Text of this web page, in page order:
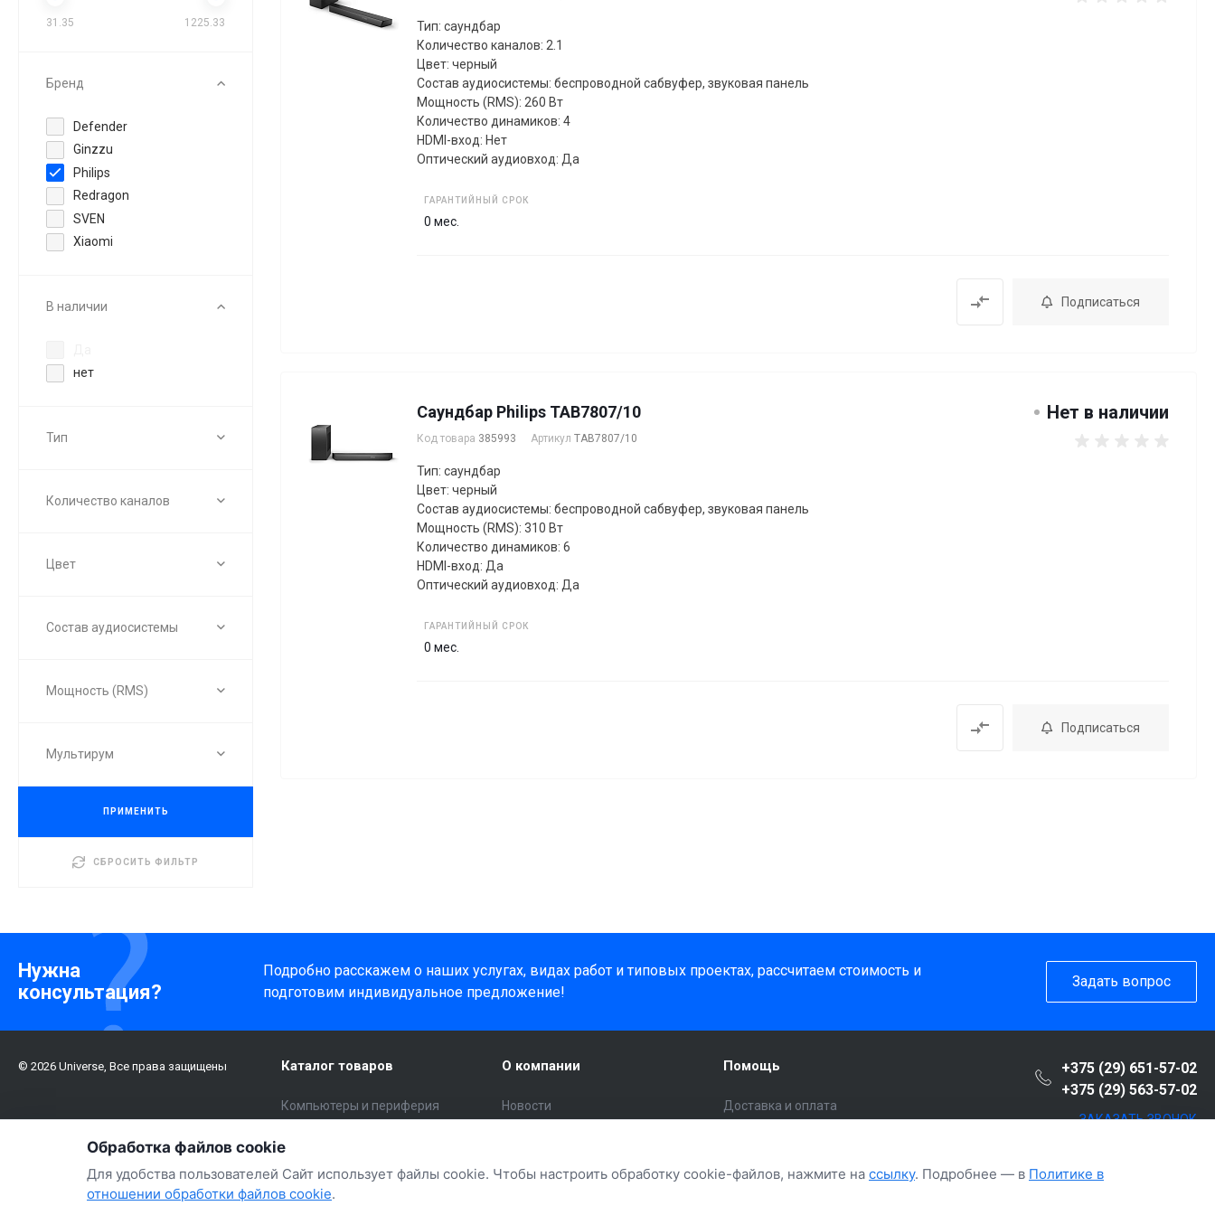
31.35 1225.33
Бренд
Defender
Ginzzu
Philips
Redragon
SVEN
Xiaomi
В наличии
нет
Тип
Количество каналов
Цвет
Состав аудиосистемы
Мощность (RMS)
Мультирум
ПРИМЕНИТЬ
СБРОСИТЬ ФИЛЬТР
Тип: саундбар
Количество каналов: 2.1
Цвет: черный
Состав аудиосистемы: беспроводной сабвуфер, звуковая панель
Мощность (RMS): 260 Вт
Количество динамиков: 4
HDMI-вход: Нет
Оптический аудиовход: Да
ГАРАНТИЙНЫЙ СРОК
0 мес.
Подписаться
Саундбар Philips TAB7807/10
Код товара 385993 Артикул TAB7807/10
Нет в наличии
Тип: саундбар
Цвет: черный
Состав аудиосистемы: беспроводной сабвуфер, звуковая панель
Мощность (RMS): 310 Вт
Количество динамиков: 6
HDMI-вход: Да
Оптический аудиовход: Да
ГАРАНТИЙНЫЙ СРОК
0 мес.
Подписаться
Нужна
консультация?
Подробно расскажем о наших услугах, видах работ и типовых проектах, рассчитаем стоимость и
подготовим индивидуальное предложение!
Задать вопрос
© 2026 Universe, Все права защищены Каталог товаров
Компьютеры и периферия
Бытовая техника и инструмент
Авто
О компании
Новости
Политика конфиденциальности
Помощь
Доставка и оплата
Бренды
+375 (29) 651-57-02
+375 (29) 563-57-02
ЗАКАЗАТЬ ЗВОНОК
Обработка файлов cookie
Для удобства пользователей Сайт использует файлы cookie. Чтобы настроить обработку cookie-файлов, нажмите на ссылку. Подробнее — в Политике в
отношении обработки файлов cookie.